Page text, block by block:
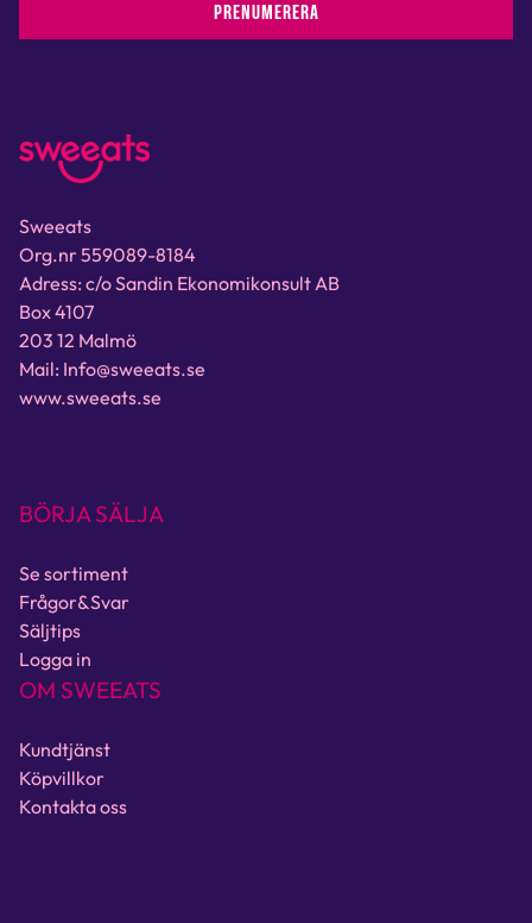
PRENUMERERA
Sweeats
Org.nr 559089-8184
Adress: c/o Sandin Ekonomikonsult AB
Box 4107
203 12 Malmö
Mail: Info@sweeats.se
www.sweeats.se
BÖRJA SÄLJA
Se sortiment
Frågor&Svar
Säljtips
Logga in
OM SWEEATS
Kundtjänst
Köpvillkor
Kontakta oss